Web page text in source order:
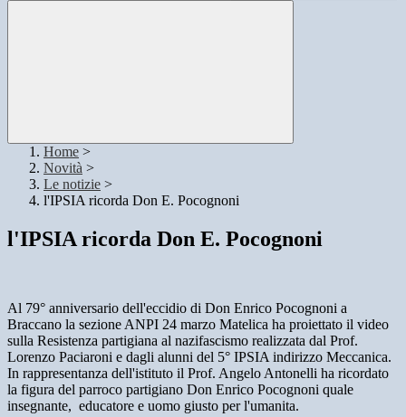
Home >
Novità >
Le notizie >
l'IPSIA ricorda Don E. Pocognoni
l'IPSIA ricorda Don E. Pocognoni
Al 79° anniversario dell'eccidio di Don Enrico Pocognoni a
Braccano la sezione ANPI 24 marzo Matelica ha proiettato il video
sulla Resistenza partigiana al nazifascismo realizzata dal Prof.
Lorenzo Paciaroni e dagli alunni del 5° IPSIA indirizzo Meccanica.
In rappresentanza dell'istituto il Prof. Angelo Antonelli ha ricordato
la figura del parroco partigiano Don Enrico Pocognoni quale
insegnante, educatore e uomo giusto per l'umanita.